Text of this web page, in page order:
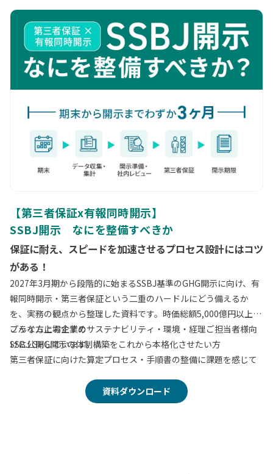
評価サイクル、移行スケジュール、既存基準との比較と取りうる
戦略の観点からお伝えします。
ます。
【第三者保証x有報同時開示】
SSBJ開示 なにを整備すべきか
保証に耐え、スピードを加速させるプロセス設計にはコツ
がある！
2027年3月期から段階的に始まるSSBJ基準のGHG開示に向け、有
報同時開示・第三者保証という二重のハードルにどう備えるか
を、実務の観点から整理した資料です。時価総額5,000億円以上の
プライム上場企業のサステナビリティ・環境・経理ご担当者様向
けに公開しています。
こんな方におすすめ
SSBJ GHG開示の体制構築をこれから本格化させたい方
第三者保証に向けた算定プロセス・手順書の整備に課題を感じて
Excel運用から脱却し、承認・証憑管理をシステム化したい方
保証機関との認識合わせに不安がある方
資料ダウンロード